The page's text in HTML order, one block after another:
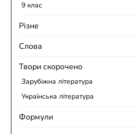
9 клас
Різне
Слова
Твори скорочено
Зарубіжна література
Українська література
Формули